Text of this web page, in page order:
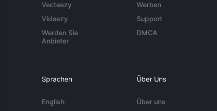
Vecteezy
Videezy
Werden Sie
Anbieter
Werben
Support
DMCA
Sprachen
English
Über Uns
Über uns